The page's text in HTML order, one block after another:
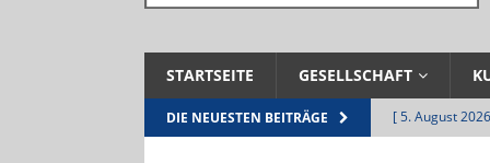
STARTSEITE GESELLSCHAFT
DIE NEUESTEN BEITRÄGE [ 5. August